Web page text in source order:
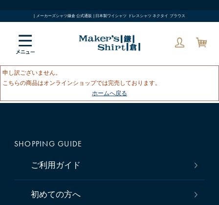
| メーカーズシャツ鎌倉 公式通販 | 日本製ワイシャツ ドレスシャツ ネクタイ ブラウス
申し訳ございません。
こちらの商品はオンラインショップでは完売しております。
ホームへ戻る
SHOPPING GUIDE
ご利用ガイド
初めての方へ